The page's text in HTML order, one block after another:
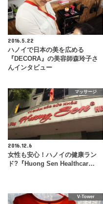
2016.5.22
ハノイで日本の美を広める
『DECORA』の美容師森玲子さ
んインタビュー
マッサージ
2016.12.6
女性も安心！ハノイの健康ラン
ド?『Huong Sen Healthcar…
V-Tower